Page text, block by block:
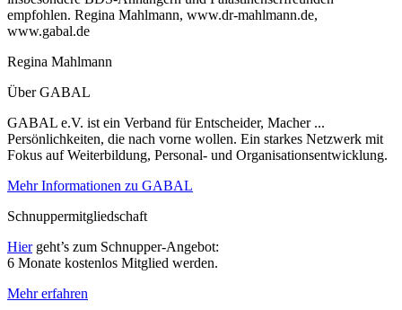
empfohlen. Regina Mahlmann, www.dr-mahlmann.de,
www.gabal.de
Regina Mahlmann
Über GABAL
GABAL e.V. ist ein Verband für Entscheider, Macher ...
Persönlichkeiten, die nach vorne wollen. Ein starkes Netzwerk mit
Fokus auf Weiterbildung, Personal- und Organisationsentwicklung.
Mehr Informationen zu GABAL
Schnuppermitgliedschaft
Hiergeht’s zum Schnupper-Angebot:
6 Monate kostenlos Mitglied werden.
Mehr erfahren